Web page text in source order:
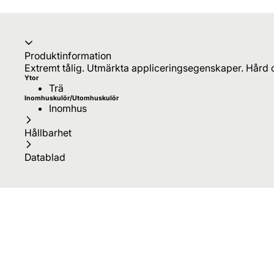
Produktinformation
Extremt tålig. Utmärkta appliceringsegenskaper. Hård
Ytor
Trä
Inomhuskulör/Utomhuskulör
Inomhus
Hållbarhet
Datablad